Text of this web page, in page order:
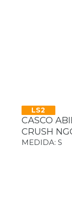
LS2
CASCO
CRUSH
MEDIDA: S